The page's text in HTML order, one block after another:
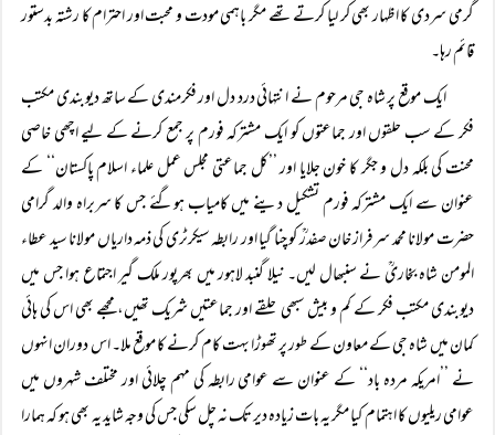
گرمی سردی کا اظہار بھی کر لیا کرتے تھے مگر باہمی مودت و محبت اور احترام کا رشتہ بدستور
قائم رہا۔
ایک موقع پر شاہ جی مرحوم نے انتہائی درد دل اور فکرمندی کے ساتھ دیوبندی مکتب
فکر کے سب حلقوں اور جماعتوں کو ایک مشترکہ فورم پر جمع کرنے کے لیے اچھی خاصی
محنت کی بلکہ دل و جگر کا خون جلایا اور ’’کل جماعتی مجلس عمل علماء اسلام پاکستان‘‘ کے
عنوان سے ایک مشترکہ فورم تشکیل دینے میں کامیاب ہوگئے جس کا سربراہ والد گرامی
حضرت مولانا محمد سرفراز خان صفدرؒ کو چنا گیا اور رابطہ سیکرٹری کی ذمہ داریاں مولانا سید عطاء
المومن شاہ بخاریؒ نے سنبھال لیں۔ نیلا گنبد لاہور میں بھرپور ملک گیر اجتماع ہوا جس میں
دیوبندی مکتب فکر کے کم و بیش سبھی حلقے اور جماعتیں شریک تھیں، مجھے بھی اس کی ہائی
کمان میں شاہ جی کے معاون کے طور پر تھوڑا بہت کام کرنے کا موقع ملا۔ اس دوران انہوں
نے ’’امریکہ مردہ باد‘‘ کے عنوان سے عوامی رابطہ کی مہم چلائی اور مختلف شہروں میں
عوامی ریلیوں کا اہتمام کیا مگر یہ بات زیادہ دیر تک نہ چل سکی جس کی وجہ شاید یہ بھی ہو کہ ہمارا